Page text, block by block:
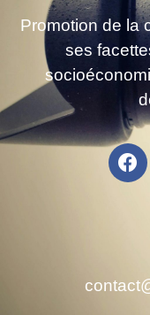
Promotion de la
ses